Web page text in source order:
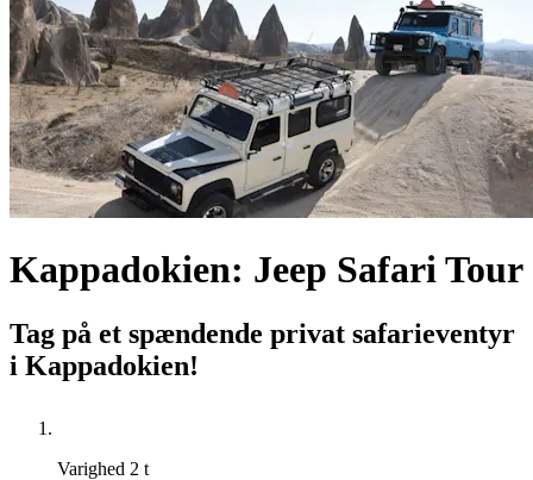
Kappadokien: Jeep Safari Tour
Tag på et spændende privat safarieventyr
i Kappadokien!
Varighed 2 t